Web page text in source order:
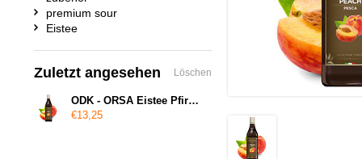
premium sour
Eistee
Zuletzt angesehen Löschen
ODK - ORSA Eistee Pfirsich - Eistee Pfirsichsirup
€13,25